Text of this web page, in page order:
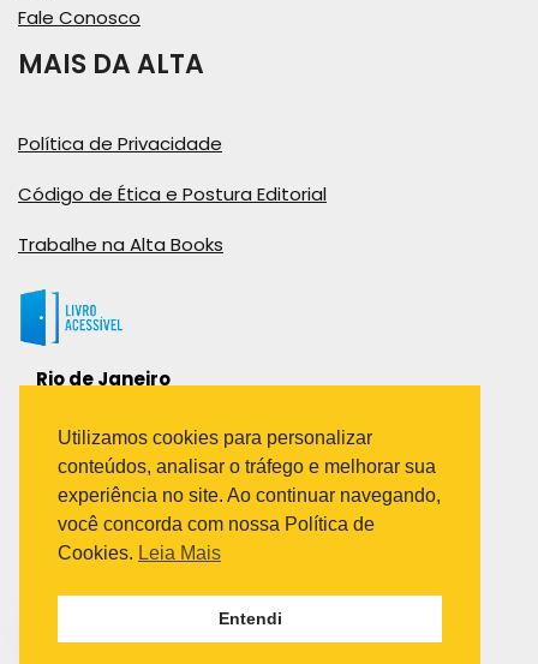
Fale Conosco
MAIS DA ALTA
Política de Privacidade
Código de Ética e Postura Editorial
Trabalhe na Alta Books
Rio de Janeiro
Bairro Industrial do Jacaré
Rio de Janeiro – RJ – CEP: 20970-031
Telefone:
(21) 3278-8069
(21) 3995-7512
Avenida Paulista 1636 / sala 1407
Utilizamos cookies para personalizar
conteúdos, analisar o tráfego e melhorar sua
experiência no site. Ao continuar navegando,
você concorda com nossa Política de
Cookies. Leia Mais
Entendi